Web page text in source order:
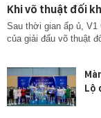
Khi võ thuật đối
Sau thời gian ấp ủ,
của giải đấu võ thuật
Lộ